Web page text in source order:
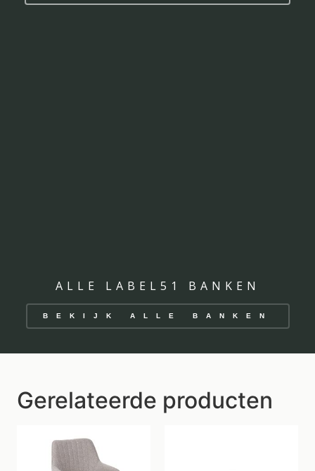
ALLE LABEL51 BANKEN
BEKIJK ALLE BANKEN
Gerelateerde producten